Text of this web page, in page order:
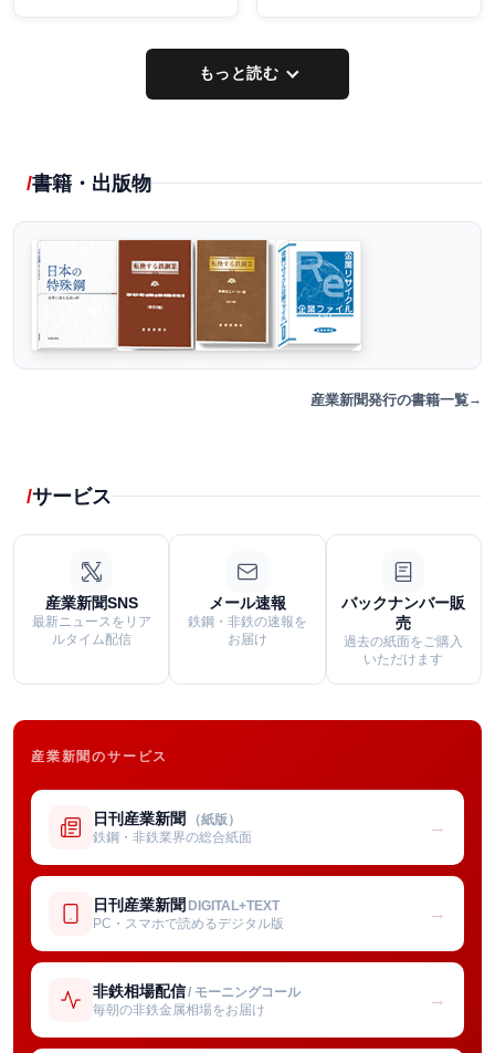
もっと読む
書籍・出版物
産業新聞発行の書籍一覧
サービス
産業新聞SNS
最新ニュースをリア
ルタイム配信
メール速報
鉄鋼・非鉄の速報を
お届け
バックナンバー販
売
過去の紙面をご購入
いただけます
産業新聞のサービス
日刊産業新聞 （紙版）
鉄鋼・非鉄業界の総合紙面
→
日刊産業新聞 DIGITAL+TEXT
PC・スマホで読めるデジタル版
→
非鉄相場配信/ モーニングコール
毎朝の非鉄金属相場をお届け
→